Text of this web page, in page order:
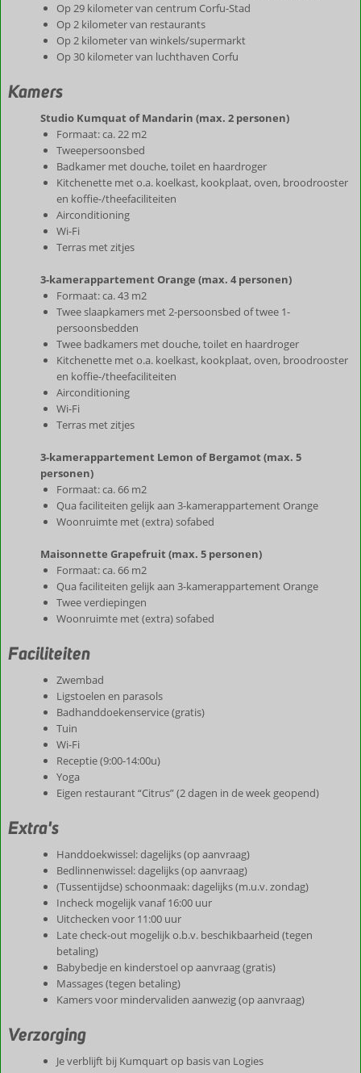
Op 29 kilometer van centrum Corfu-Stad
Op 2 kilometer van restaurants
Op 2 kilometer van winkels/supermarkt
Op 30 kilometer van luchthaven Corfu
Kamers
Studio Kumquat of Mandarin (max. 2 personen)
Formaat: ca. 22 m2
Tweepersoonsbed
Badkamer met douche, toilet en haardroger
Kitchenette met o.a. koelkast, kookplaat, oven, broodrooster
en koffie-/theefaciliteiten
Airconditioning
Wi-Fi
Terras met zitjes
3-kamerappartement Orange (max. 4 personen)
Formaat: ca. 43 m2
Twee slaapkamers met 2-persoonsbed of twee 1-
persoonsbedden
Twee badkamers met douche, toilet en haardroger
Kitchenette met o.a. koelkast, kookplaat, oven, broodrooster
en koffie-/theefaciliteiten
Airconditioning
Wi-Fi
Terras met zitjes
3-kamerappartement Lemon of Bergamot (max. 5
personen)
Formaat: ca. 66 m2
Qua faciliteiten gelijk aan 3-kamerappartement Orange
Woonruimte met (extra) sofabed
Maisonnette Grapefruit (max. 5 personen)
Formaat: ca. 66 m2
Qua faciliteiten gelijk aan 3-kamerappartement Orange
Twee verdiepingen
Woonruimte met (extra) sofabed
Faciliteiten
Zwembad
Ligstoelen en parasols
Badhanddoekenservice (gratis)
Tuin
Wi-Fi
Receptie (9:00-14:00u)
Yoga
Eigen restaurant “Citrus” (2 dagen in de week geopend)
Extra's
Handdoekwissel: dagelijks (op aanvraag)
Bedlinnenwissel: dagelijks (op aanvraag)
(Tussentijdse) schoonmaak: dagelijks (m.u.v. zondag)
Incheck mogelijk vanaf 16:00 uur
Uitchecken voor 11:00 uur
Late check-out mogelijk o.b.v. beschikbaarheid (tegen
betaling)
Babybedje en kinderstoel op aanvraag (gratis)
Massages (tegen betaling)
Kamers voor mindervaliden aanwezig (op aanvraag)
Verzorging
Je verblijft bij Kumquart op basis van Logies